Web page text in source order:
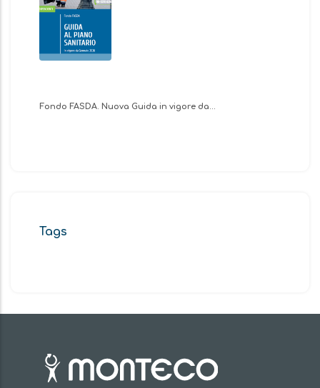
Fondo FASDA. Nuova Guida in vigore da…
Tags